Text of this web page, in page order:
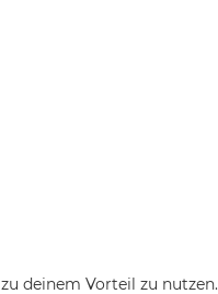
deinem Vorteil zu